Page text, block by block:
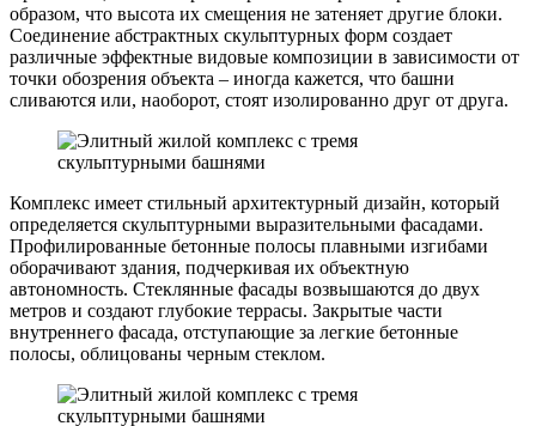
образом, что высота их смещения не затеняет другие блоки.
Соединение абстрактных скульптурных форм создает
различные эффектные видовые композиции в зависимости от
точки обозрения объекта – иногда кажется, что башни
сливаются или, наоборот, стоят изолированно друг от друга.
Комплекс имеет стильный архитектурный дизайн, который
определяется скульптурными выразительными фасадами.
Профилированные бетонные полосы плавными изгибами
оборачивают здания, подчеркивая их объектную
автономность. Стеклянные фасады возвышаются до двух
метров и создают глубокие террасы. Закрытые части
внутреннего фасада, отступающие за легкие бетонные
полосы, облицованы черным стеклом.